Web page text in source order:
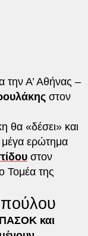
την Α’ Αθήνας –
στον
θα «δέσει» και
ερώτημα
στον
Τομέα της
και